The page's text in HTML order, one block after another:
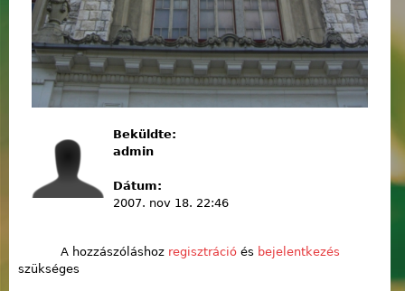
Beküldte:
admin
Dátum:
2007. nov 18. 22:46
A hozzászóláshoz regisztrációés bejelentkezés
szükséges